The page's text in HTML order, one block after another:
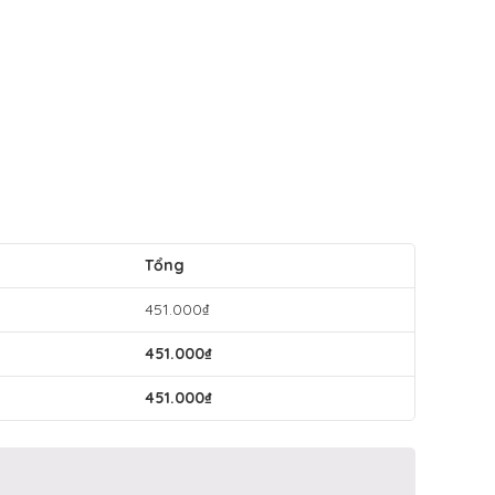
Tổng
₫
451.000
₫
451.000
₫
451.000